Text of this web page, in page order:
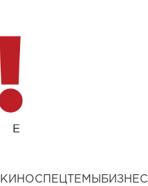
КИНОСПЕЦТЕМЫ БИЗНЕС